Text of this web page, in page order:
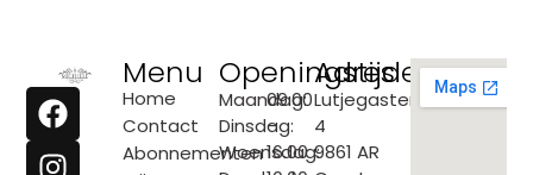
Menu
Home
Contact
Abonnementen
Openingstijden
Maandag:
Dinsdag:
Woensdag:
09.00
–
16.00
Adres
Lutjegasterweg
4
9861 AR